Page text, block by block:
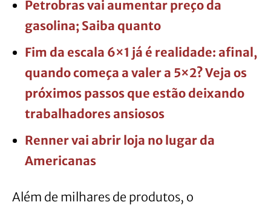
Petrobras vai aumentar preço da
gasolina; Saiba quanto
Fim da escala 6×1 já é realidade: afinal,
quando começa a valer a 5×2? Veja os
próximos passos que estão deixando
trabalhadores ansiosos
Renner vai abrir loja no lugar da
Americanas
Além de milhares de produtos, o